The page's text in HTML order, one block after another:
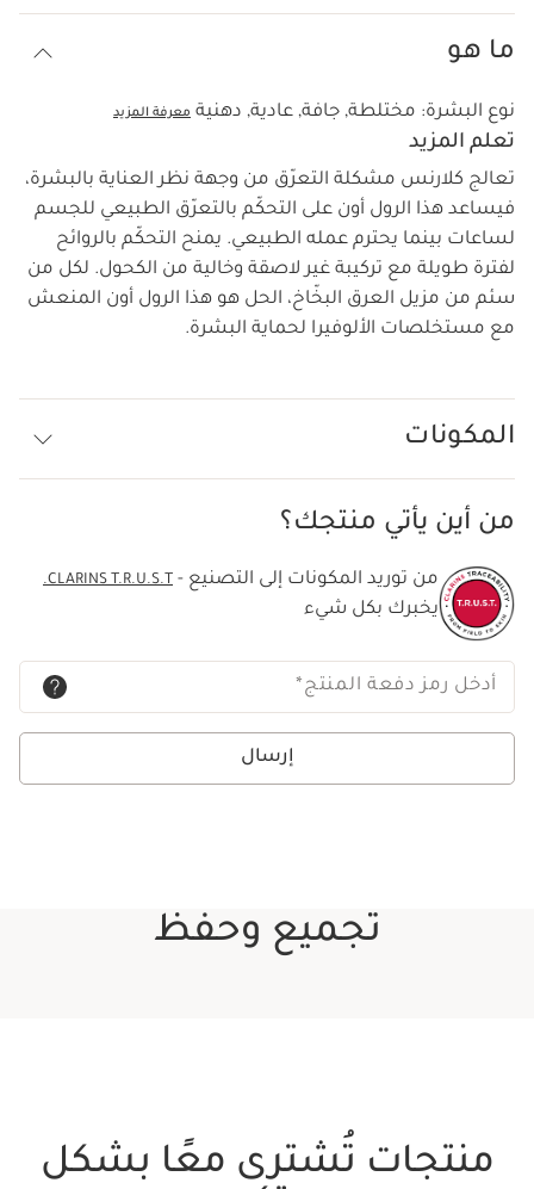
ما هو
نوع البشرة: مختلطة, جافة, عادية, دهنية معرفة المزيد
تعلم المزيد
تعالج كلارنس مشكلة التعرّق من وجهة نظر العناية بالبشرة،
فيساعد هذا الرول أون على التحكّم بالتعرّق الطبيعي للجسم
لساعات بينما يحترم عمله الطبيعي. يمنح التحكّم بالروائح
لفترة طويلة مع تركيبة غير لاصقة وخالية من الكحول. لكل من
سئم من مزيل العرق البخّاخ، الحل هو هذا الرول أون المنعش
مع مستخلصات الألوفيرا لحماية البشرة.
المكونات
من أين يأتي منتجك؟
من توريد المكونات إلى التصنيع - CLARINS T.R.U.S.T.
يخبرك بكل شيء
أدخل رمز دفعة المنتج*
إرسال
تجميع وحفظ
منتجات تُشترى معًا بشكل